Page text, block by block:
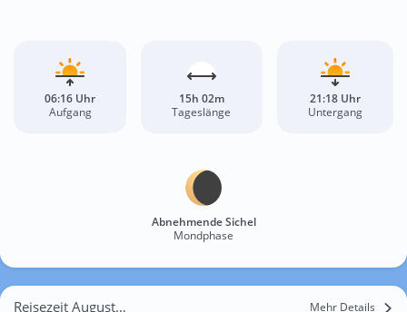
06:16 Uhr
Aufgang
15h 02m
Tageslänge
21:18 Uhr
Untergang
Abnehmende Sichel
Mondphase
Reisezeit August für Rotterdam Mehr Details